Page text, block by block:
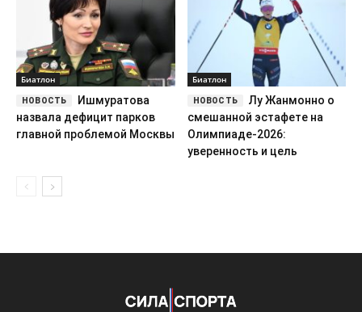
Биатлон
Ишмуратова
назвала дефицит парков
главной проблемой Москвы
Биатлон
Лу Жанмонно о
смешанной эстафете на
Олимпиаде-2026:
уверенность и цель